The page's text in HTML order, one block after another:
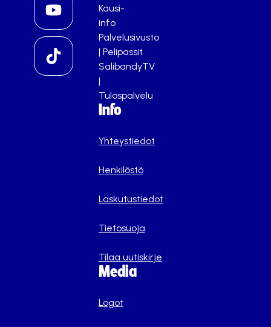
Kausi-
info
Palvelusivusto
| Pelipassit
SalibandyTV
|
Tulospalvelu
Info
Yhteystiedot
Henkilöstö
Laskutustiedot
Tietosuoja
Tilaa uutiskirje
Media
Logot